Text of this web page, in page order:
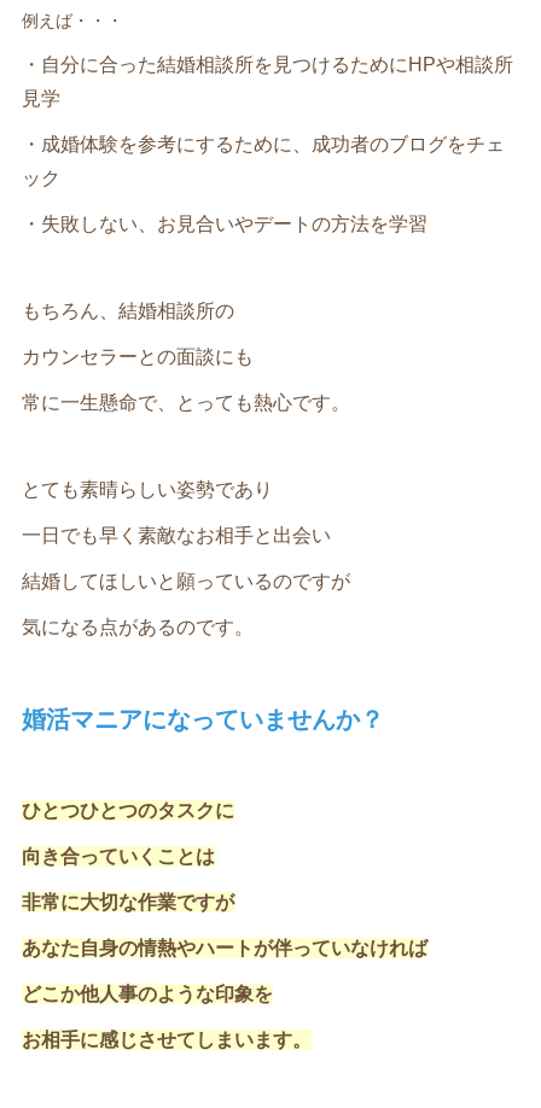
例えば・・・
・自分に合った結婚相談所を見つけるためにHPや相談所
見学
・成婚体験を参考にするために、成功者のブログをチェ
ック
・失敗しない、お見合いやデートの方法を学習
もちろん、結婚相談所の
カウンセラーとの面談にも
常に一生懸命で、とっても熱心です。
とても素晴らしい姿勢であり
一日でも早く素敵なお相手と出会い
結婚してほしいと願っているのですが
気になる点があるのです。
婚活マニアになっていませんか？
ひとつひとつのタスクに
向き合っていくことは
非常に大切な作業ですが
あなた自身の情熱やハートが伴っていなければ
どこか他人事のような印象を
お相手に感じさせてしまいます。